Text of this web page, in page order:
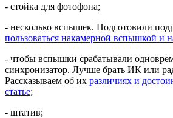
- стойка для фотофона;
- несколько вспышек. Подготовили
пользоваться накамерной вспышкой и
- чтобы вспышки срабатывали
синхронизатор. Лучше брать ИК или
Рассказываем об их различиях и
статье;
- штатив;